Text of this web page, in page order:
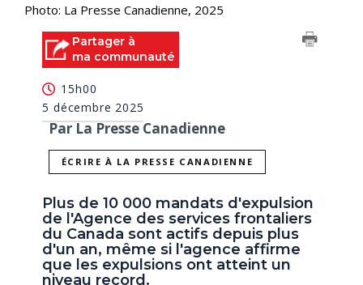
Photo: La Presse Canadienne, 2025
Partager à
ma communauté
15h00
5 décembre 2025
Par La Presse Canadienne
ÉCRIRE À LA PRESSE CANADIENNE
Plus de 10 000 mandats d'expulsion
de l'Agence des services frontaliers
du Canada sont actifs depuis plus
d'un an, même si l'agence affirme
que les expulsions ont atteint un
niveau record.